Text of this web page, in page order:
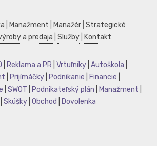
Manažment Manažér Strategické
a predaja Služby Kontakt
Reklama a PR Vrtuľníky Autoškola
Prijímáčky Podnikanie Financie
SWOT Podnikateľský plán Manažment
Skúšky Obchod Dovolenka